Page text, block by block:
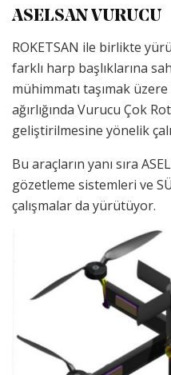
ASELSAN VURUCU
ROKETSAN ile birlikte
farklı harp başlıklarına
mühimmatı taşımak
ağırlığında Vurucu Çok
geliştirilmesine yönelik
Bu araçların yanı sıra
gözetleme sistemleri ve
çalışmalar da yürütüyor.